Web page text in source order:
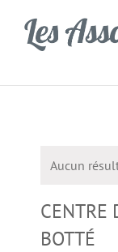
contenu
Notice
Aucun
CENTRE
BOTTÉ